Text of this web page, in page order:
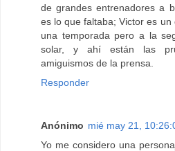
de grandes entrenadores a
es lo que faltaba; Victor es
una temporada pero a la
solar, y ahí están las
amiguismos de la prensa.
Responder
Anónimo mié may 21,
Yo me considero una